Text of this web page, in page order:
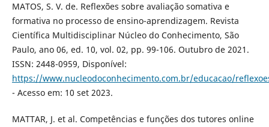
MATOS, S. V. de. Reflexões sobre avaliação somativa e
formativa no processo de ensino-aprendizagem. Revista
Científica Multidisciplinar Núcleo do Conhecimento, São
Paulo, ano 06, ed. 10, vol. 02, pp. 99-106. Outubro de 2021.
ISSN: 2448-0959, Disponível:
https://www.nucleodoconhecimento.com.br/educacao/
- Acesso em: 10 set 2023.
MATTAR, J. et al. Competências e funções dos tutores online